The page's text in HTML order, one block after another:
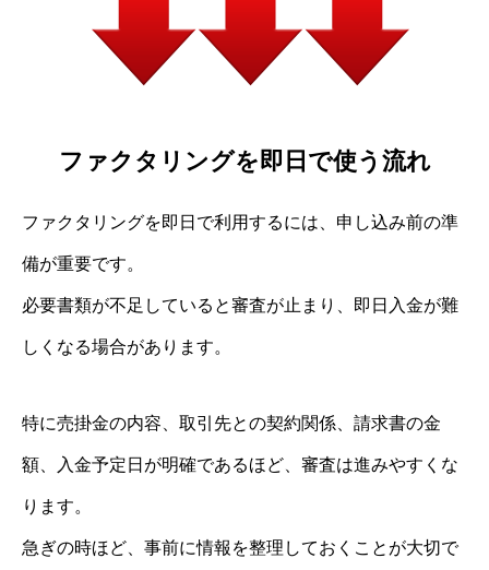
ファクタリングを即日で使う流れ
ファクタリングを即日で利用するには、申し込み前の準
備が重要です。
必要書類が不足していると審査が止まり、即日入金が難
しくなる場合があります。
特に売掛金の内容、取引先との契約関係、請求書の金
額、入金予定日が明確であるほど、審査は進みやすくな
ります。
急ぎの時ほど、事前に情報を整理しておくことが大切で